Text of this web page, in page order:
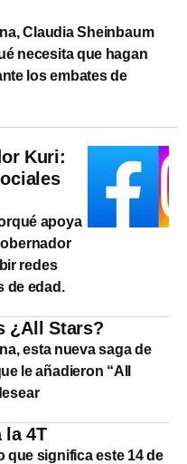
Claudia Sheinbaum
necesita que hagan
los embates de
Kuri:
apoya
redes
de edad.
¿All Stars?
esta nueva saga de
le añadieron “All
la 4T
que significa este 14 de